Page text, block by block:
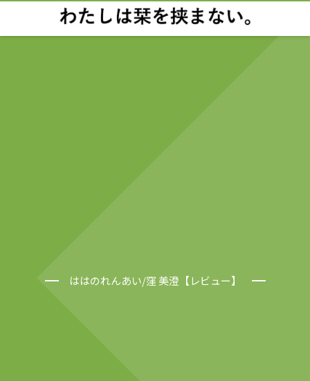
ははのれんあい/窪 美澄【レビュー】